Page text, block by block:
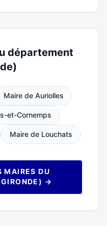
département
Maire de Auriolles
et-Cornemps
Maire de Louchats
MAIRES DU
→